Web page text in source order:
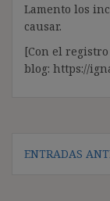
Lamento los
causar.
[Con el
blog: https://
de
ENTRADAS